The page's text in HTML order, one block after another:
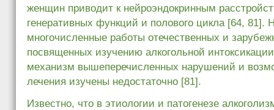
женщин приводит к нейроэндокринным
генеративных функций и полового цикла [64, 81].
многочисленные работы отечественных и
посвященных изучению алкогольной
механизм вышеперечисленных нарушений и
лечения изучены недостаточно [81].
Известно, что в этиологии и патогенезе